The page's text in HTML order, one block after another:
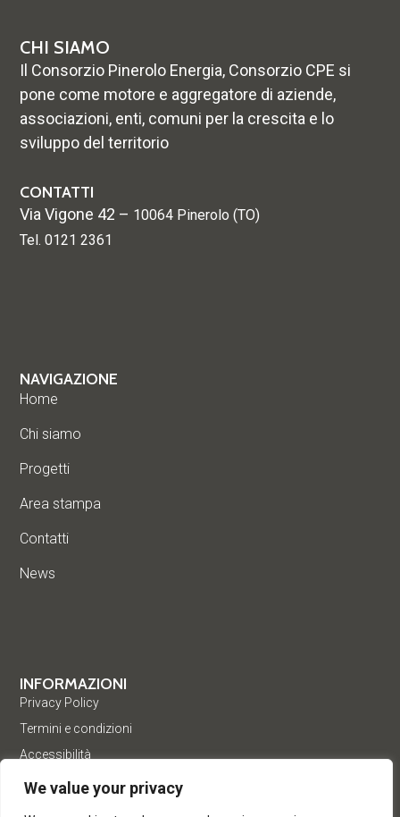
We value your privacy
CHI SIAMO
Il Consorzio Pinerolo Energia, Consorzio CPE si
pone come motore e aggregatore di aziende,
associazioni, enti, comuni per la crescita e lo
sviluppo del territorio
CONTATTI
Via Vigone 42 – 10064 Pinerolo (TO)
Tel. 0121 2361
NAVIGAZIONE
Home
Chi siamo
Progetti
Area stampa
Contatti
News
INFORMAZIONI
Privacy Policy
Termini e condizioni
Accessibilità